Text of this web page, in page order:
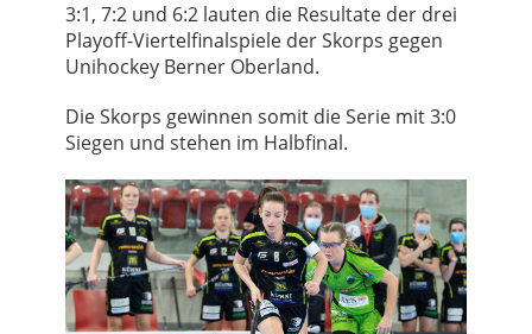
3:1, 7:2 und 6:2 lauten die Resultate der drei
Playoff-Viertelfinalspiele der Skorps gegen
Unihockey Berner Oberland.
Die Skorps gewinnen somit die Serie mit 3:0
Siegen und stehen im Halbfinal.